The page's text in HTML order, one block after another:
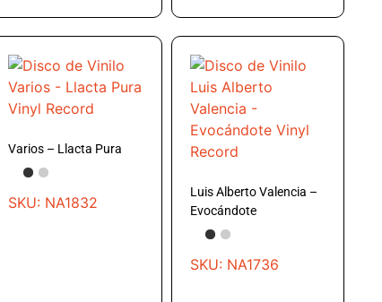
Varios – Llacta Pura
SKU: NA1832
Luis Alberto Valencia –
Evocándote
SKU: NA1736